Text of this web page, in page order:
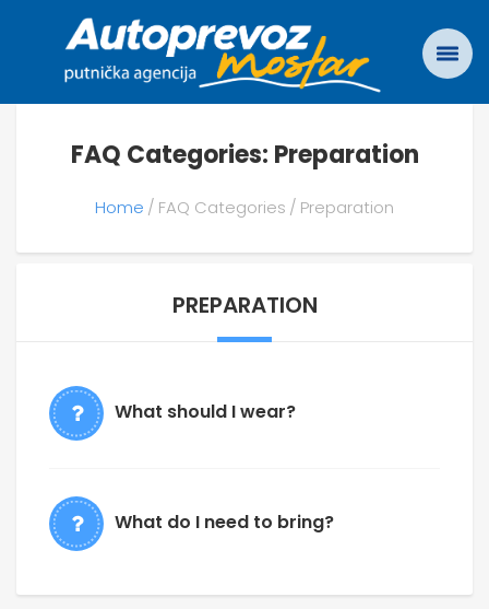
FAQ Categories: Preparation
Home FAQ Categories Preparation
PREPARATION
What should I wear?
What do I need to bring?